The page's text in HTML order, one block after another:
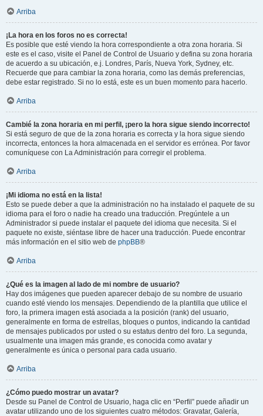
Arriba
¡La hora en los foros no es correcta!
Es posible que esté viendo la hora correspondiente a otra zona horaria. Si
este es el caso, visite el Panel de Control de Usuario y defina su zona horaria
de acuerdo a su ubicación, e.j. Londres, París, Nueva York, Sydney, etc.
Recuerde que para cambiar la zona horaria, como las demás preferencias,
debe estar registrado. Si no lo está, este es un buen momento para hacerlo.
Arriba
Cambié la zona horaria en mi perfil, ¡pero la hora sigue siendo incorrecto!
Si está seguro de que de la zona horaria es correcta y la hora sigue siendo
incorrecta, entonces la hora almacenada en el servidor es errónea. Por favor
comuníquese con La Administración para corregir el problema.
Arriba
¡Mi idioma no está en la lista!
Esto se puede deber a que la administración no ha instalado el paquete de su
idioma para el foro o nadie ha creado una traducción. Pregúntele a un
Administrador si puede instalar el paquete del idioma que necesita. Si el
paquete no existe, siéntase libre de hacer una traducción. Puede encontrar
más información en el sitio web de phpBB®
Arriba
¿Qué es la imagen al lado de mi nombre de usuario?
Hay dos imágenes que pueden aparecer debajo de su nombre de usuario
cuando esté viendo los mensajes. Dependiendo de la plantilla que utilice el
foro, la primera imagen está asociada a la posición (rank) del usuario,
generalmente en forma de estrellas, bloques o puntos, indicando la cantidad
de mensajes publicados por usted o su estatus dentro del foro. La segunda,
usualmente una imagen más grande, es conocida como avatar y
generalmente es única o personal para cada usuario.
Arriba
¿Cómo puedo mostrar un avatar?
Desde su Panel de Control de Usuario, haga clic en “Perfil” puede añadir un
avatar utilizando uno de los siguientes cuatro métodos: Gravatar, Galería,